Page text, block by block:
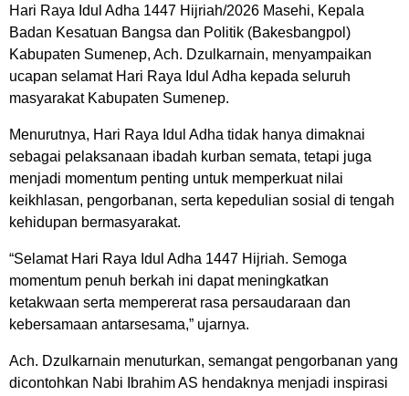
Hari Raya Idul Adha 1447 Hijriah/2026 Masehi, Kepala
Badan Kesatuan Bangsa dan Politik (Bakesbangpol)
Kabupaten Sumenep, Ach. Dzulkarnain, menyampaikan
ucapan selamat Hari Raya Idul Adha kepada seluruh
masyarakat Kabupaten Sumenep.
Menurutnya, Hari Raya Idul Adha tidak hanya dimaknai
sebagai pelaksanaan ibadah kurban semata, tetapi juga
menjadi momentum penting untuk memperkuat nilai
keikhlasan, pengorbanan, serta kepedulian sosial di tengah
kehidupan bermasyarakat.
“Selamat Hari Raya Idul Adha 1447 Hijriah. Semoga
momentum penuh berkah ini dapat meningkatkan
ketakwaan serta mempererat rasa persaudaraan dan
kebersamaan antarsesama,” ujarnya.
Ach. Dzulkarnain menuturkan, semangat pengorbanan yang
dicontohkan Nabi Ibrahim AS hendaknya menjadi inspirasi